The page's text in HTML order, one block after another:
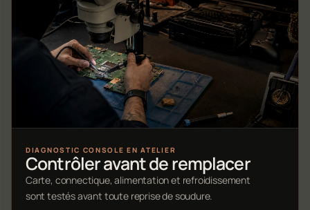
DIAGNOSTIC CONSOLE EN ATELIER
Contrôler avant de remplacer
Carte, connectique, alimentation et refroidissement
sont testés avant toute reprise de soudure.